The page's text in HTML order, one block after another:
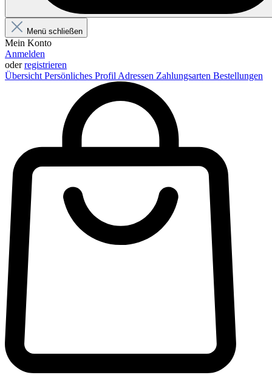
Menü schließen
Mein Konto
Anmelden
oderregistrieren
Übersicht Persönliches Profil Adressen Zahlungsarten Bestellungen